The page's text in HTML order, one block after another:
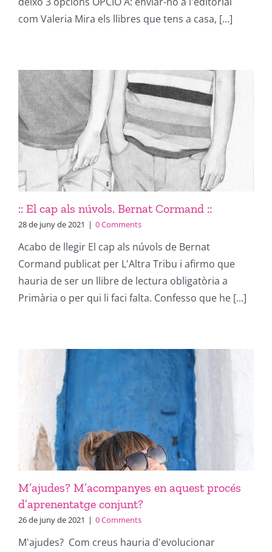
com Valeria Mira els llibres que tens a casa, [...]
:: El cap als núvols. Bernat Cormand ::
28 de juny de 2021 | 0 Comments
Acabo de llegir El cap als núvols de Bernat
Cormand publicat per L'Altra Tribu i afirmo que
hauria de ser un llibre de lectura obligatòria a
Primària o per qui li faci falta. Confesso que he [...]
M’ajudes? M’acompanyes en aquest procés
d’aprenentatge conjunt?
26 de juny de 2021 | 0 Comments
M'ajudes? Com creus hauria d'evolucionar